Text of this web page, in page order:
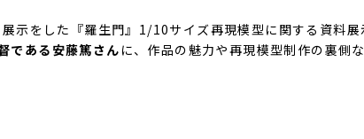
をした『羅生門』1/10サイズ再現模型に関する資料展
である安藤篤さんに、作品の魅力や再現模型制作の裏側